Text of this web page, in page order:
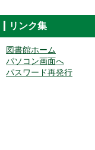
リンク集
図書館ホーム
パソコン画面へ
パスワード再発行